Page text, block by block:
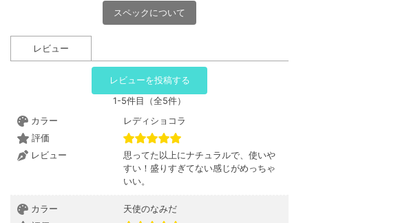
スペックについて
レビュー
レビューを投稿する
1-5件目（全5件）
カラー
レディショコラ
評価
レビュー
思ってた以上にナチュラルで、使いや
すい！盛りすぎてない感じがめっちゃ
いい。
カラー
天使のなみだ